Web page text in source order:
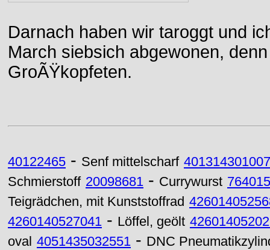
Darnach haben wir taroggt und
March siebsich abgewonen,
GroÃŸkopfeten.
40122465 - Senf mittelscharf
Schmierstoff 20098681 - Currywurst
Teigrädchen, mit Kunststoffrad
4260140527041 - Löffel, geölt
oval 4051435032551 - DNC